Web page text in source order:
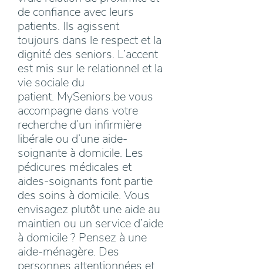
de confiance avec leurs
patients. Ils agissent
toujours dans le respect et la
dignité des seniors. L’accent
est mis sur le relationnel et la
vie sociale du
patient. MySeniors.be vous
accompagne dans votre
recherche d’un infirmière
libérale ou d’une aide-
soignante à domicile. Les
pédicures médicales et
aides-soignants font partie
des soins à domicile. Vous
envisagez plutôt une aide au
maintien ou un service d’aide
à domicile ? Pensez à une
aide-ménagère. Des
personnes attentionnées et